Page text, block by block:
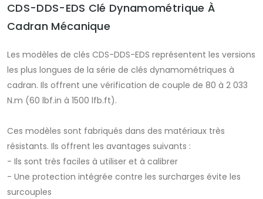
CDS-DDS-EDS Clé Dynamométrique À
Cadran Mécanique
Les modèles de clés CDS-DDS-EDS représentent les versions
les plus longues de la série de clés dynamométriques à
cadran. Ils offrent une vérification de couple de 80 à 2 033
N.m (60 lbf.in à 1500 lfb.ft).
Ces modèles sont fabriqués dans des matériaux très
résistants. Ils offrent les avantages suivants :
- Ils sont très faciles à utiliser et à calibrer
- Une protection intégrée contre les surcharges évite les
surcouples